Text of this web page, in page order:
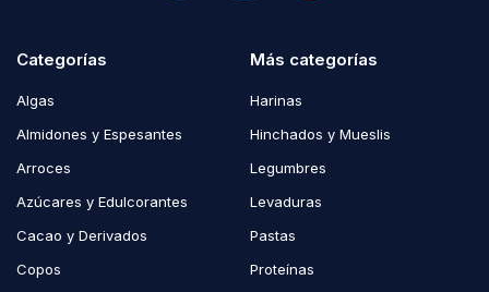
Categorías
Algas
Almidones y Espesantes
Arroces
Azúcares y Edulcorantes
Cacao y Derivados
Copos
Más categorías
Harinas
Hinchados y Mueslis
Legumbres
Levaduras
Pastas
Proteínas